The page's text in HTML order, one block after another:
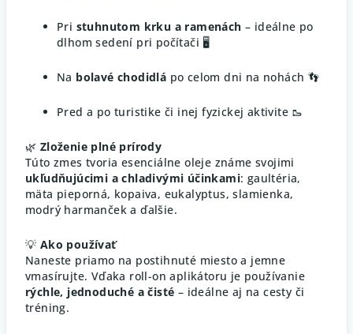
Pri stuhnutom krku a ramenách – ideálne po
dlhom sedení pri počítači 🖥️
Na bolavé chodidlá po celom dni na nohách 👣
Pred a po turistike či inej fyzickej aktivite 🥾
🌿 Zloženie plné prírody
Túto zmes tvoria esenciálne oleje známe svojimi
ukľudňujúcimi a chladivými účinkami: gaultéria,
mäta pieporná, kopaiva, eukalyptus, slamienka,
modrý harmanček a ďalšie.
💡 Ako používať
Naneste priamo na postihnuté miesto a jemne
vmasírujte. Vďaka roll-on aplikátoru je používanie
rýchle, jednoduché a čisté – ideálne aj na cesty či
tréning.